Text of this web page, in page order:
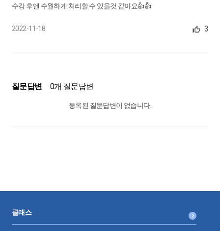
수강 후엔 수월하게 처리할 수 있을것 같아요👍👍
2022-11-18 3
질문답변 0개 질문답변
등록된 질문답변이 없습니다.
클래스